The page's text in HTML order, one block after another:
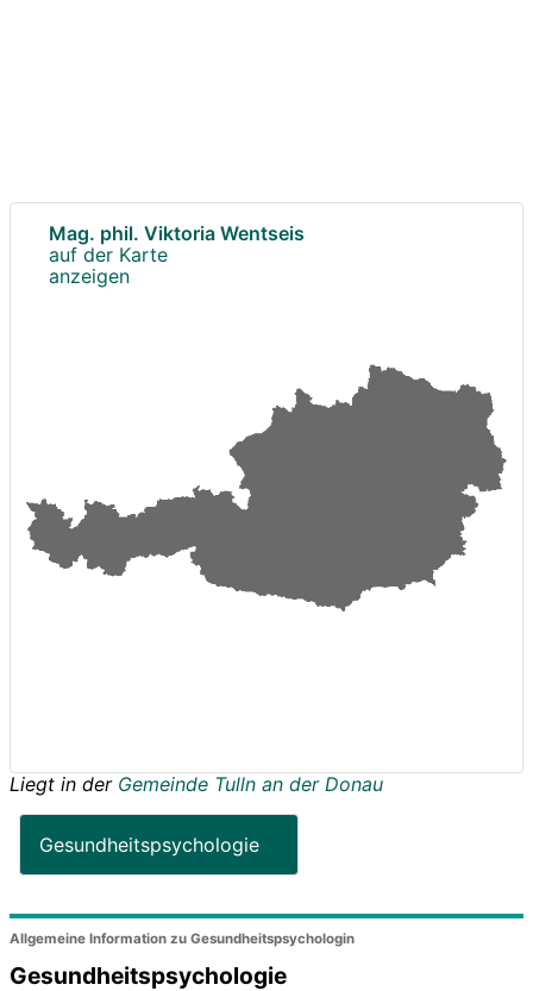
Mag. phil. Viktoria Wentseis
auf der Karte
anzeigen
Liegt in der Gemeinde Tulln an der Donau
Gesundheitspsychologie
Allgemeine Information zu Gesundheitspsychologin
Gesundheitspsychologie